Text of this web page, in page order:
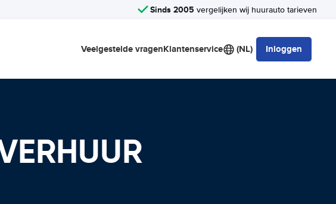
Sinds 2005 vergelijken wij huurauto tarieven
Veelgestelde vragenKlantenservice (NL) Inloggen